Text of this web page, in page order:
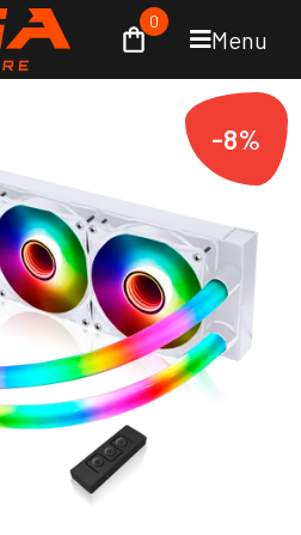
Menu
0
-8%